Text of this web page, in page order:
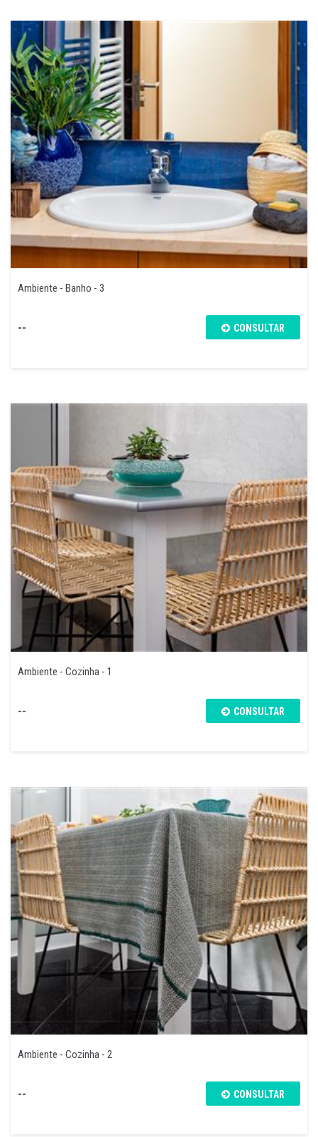
Ambiente - Banho - 3
-- CONSULTAR
Ambiente - Cozinha - 1
-- CONSULTAR
Ambiente - Cozinha - 2
-- CONSULTAR